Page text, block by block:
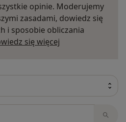
opinie. Moderujemy
zasadami, dowiedz się
i sposobie obliczania
się więcej